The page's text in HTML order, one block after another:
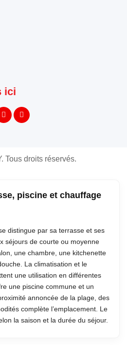
ici
Tous droits réservés.
piscine et chauffage
distingue par sa terrasse et ses
séjours de courte ou moyenne
une chambre, une kitchenette
La climatisation et le
une utilisation en différentes
une piscine commune et un
annoncée de la plage, des
complète l’emplacement. Le
la saison et la durée du séjour.